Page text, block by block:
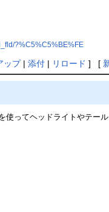
?%C5%C5%BE%FE
ップ| 添付| リロード ] [
使ってヘッドライトやテー